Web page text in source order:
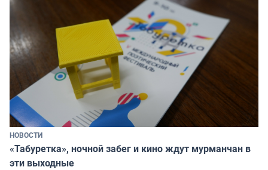
НОВОСТИ
«Табуретка», ночной забег и кино ждут мурманчан в
эти выходные